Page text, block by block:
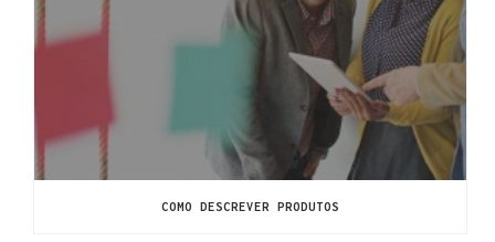
COMO DESCREVER PRODUTOS